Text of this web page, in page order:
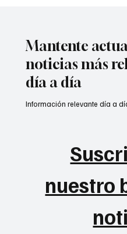
Mantente
noticias más
día a día
nuestro
Información relevante día a